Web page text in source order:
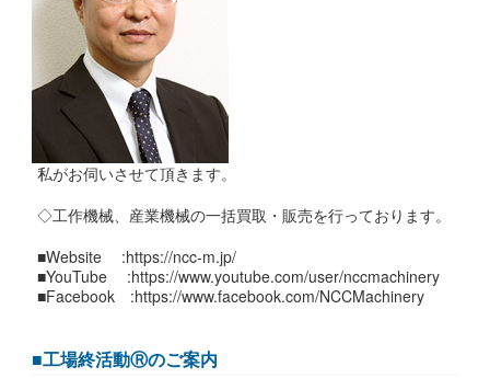
私がお伺いさせて頂きます。
◇工作機械、産業機械の一括買取・販売を行っております。
■Website :https://ncc-m.jp/
■YouTube :https://www.youtube.com/user/nccmachinery
■Facebook :https://www.facebook.com/NCCMachinery
■工場終活動Ⓡのご案内